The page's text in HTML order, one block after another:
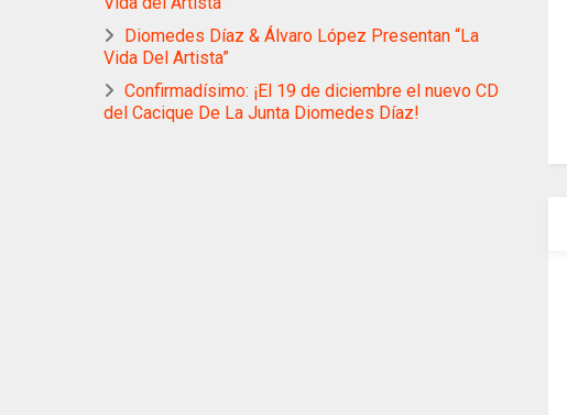
Diomedes Díaz & Álvaro López Presentan “La
Vida Del Artista”
Confirmadísimo: ¡El 19 de diciembre el nuevo CD
del Cacique De La Junta Diomedes Díaz!